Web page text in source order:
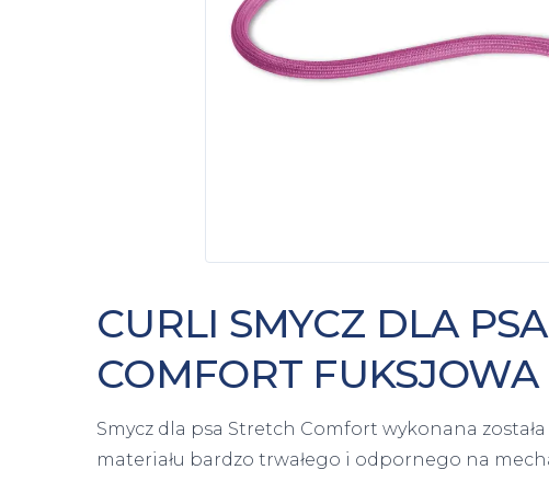
CURLI SMYCZ DLA
COMFORT FUKSJOWA
Smycz dla psa Stretch Comfort wykonana
materiału bardzo trwałego i odpornego na